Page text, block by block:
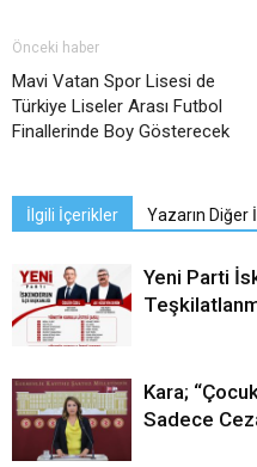
Önceki haber
Mavi Vatan Spor Lisesi de
Türkiye Liseler Arası Futbol
Finallerinde Boy Gösterecek
İlgili İçerikler Yazarın Diğer
Yeni Parti
Kara;
Sadece